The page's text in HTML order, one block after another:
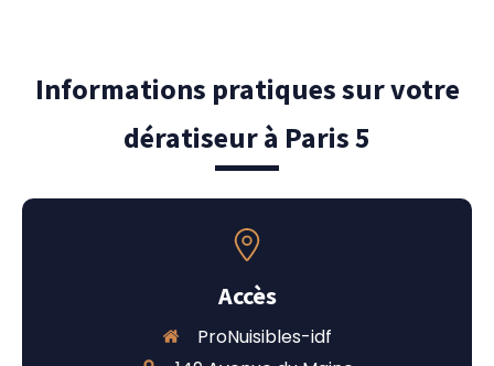
Informations pratiques sur votre
dératiseur à Paris 5
Accès
ProNuisibles-idf